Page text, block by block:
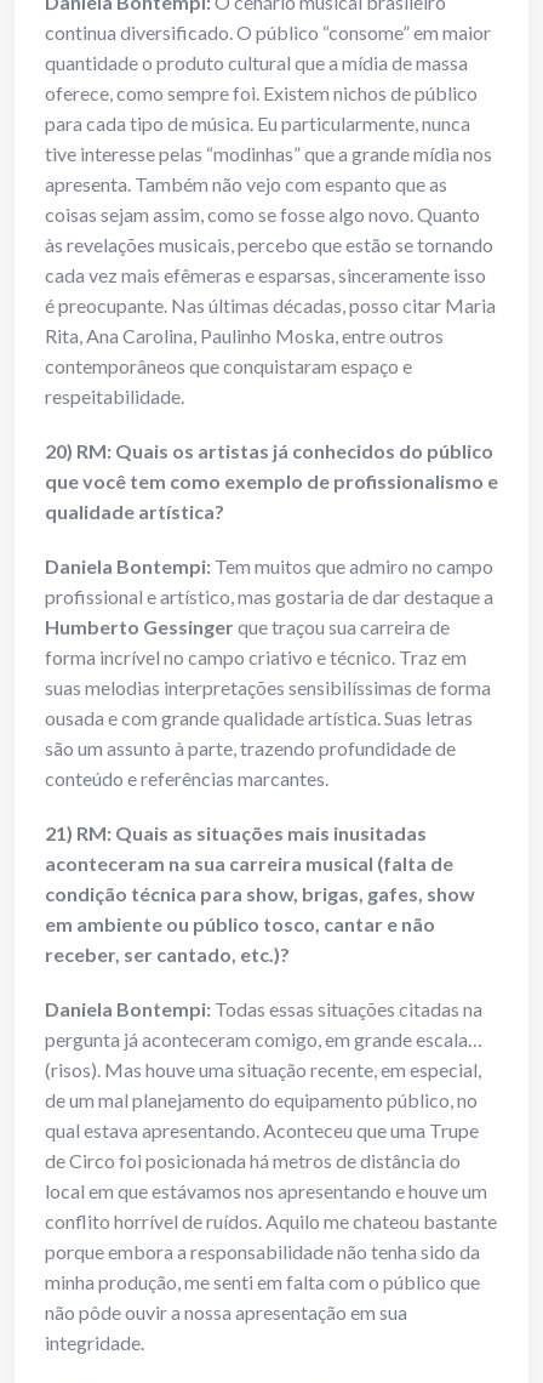
continua diversificado. O público “consome” em maior
quantidade o produto cultural que a mídia de massa
oferece, como sempre foi. Existem nichos de público
para cada tipo de música. Eu particularmente, nunca
tive interesse pelas “modinhas” que a grande mídia nos
apresenta. Também não vejo com espanto que as
coisas sejam assim, como se fosse algo novo. Quanto
às revelações musicais, percebo que estão se tornando
cada vez mais efêmeras e esparsas, sinceramente isso
é preocupante. Nas últimas décadas, posso citar Maria
Rita, Ana Carolina, Paulinho Moska, entre outros
contemporâneos que conquistaram espaço e
respeitabilidade.
20) RM: Quais os artistas já conhecidos do público
que você tem como exemplo de profissionalismo e
qualidade artística?
Daniela Bontempi: Tem muitos que admiro no campo
profissional e artístico, mas gostaria de dar destaque a
Humberto Gessingerque traçou sua carreira de
forma incrível no campo criativo e técnico. Traz em
suas melodias interpretações sensibilíssimas de forma
ousada e com grande qualidade artística. Suas letras
são um assunto à parte, trazendo profundidade de
conteúdo e referências marcantes.
21) RM: Quais as situações mais inusitadas
aconteceram na sua carreira musical (falta de
condição técnica para show, brigas, gafes, show
em ambiente ou público tosco, cantar e não
receber, ser cantado, etc.)?
Daniela Bontempi: Todas essas situações citadas na
pergunta já aconteceram comigo, em grande escala…
(risos). Mas houve uma situação recente, em especial,
de um mal planejamento do equipamento público, no
qual estava apresentando. Aconteceu que uma Trupe
de Circo foi posicionada há metros de distância do
local em que estávamos nos apresentando e houve um
conflito horrível de ruídos. Aquilo me chateou bastante
porque embora a responsabilidade não tenha sido da
minha produção, me senti em falta com o público que
não pôde ouvir a nossa apresentação em sua
integridade.